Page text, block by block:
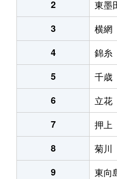
2 東墨
3
横網
4
錦糸
5
千歳
6
立花
7
押上
8
菊川
9
東向